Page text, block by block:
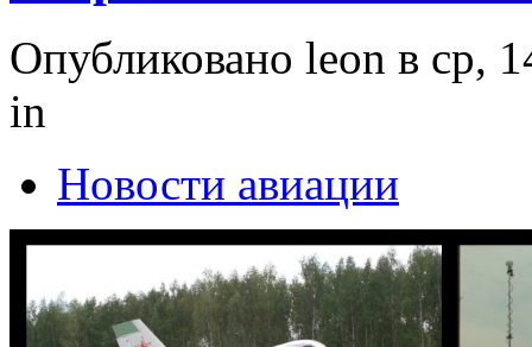
Опубликовано leon в ср,
in
Новости авиации